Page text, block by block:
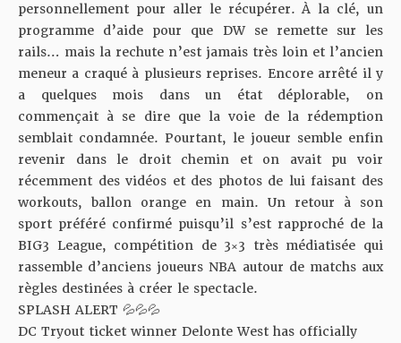
personnellement pour aller le récupérer. À la clé, un
programme d’aide pour que DW se remette sur les
rails… mais la rechute n’est jamais très loin et l’ancien
meneur a craqué à plusieurs reprises. Encore arrêté il y
a quelques mois dans un état déplorable, on
commençait à se dire que la voie de la rédemption
semblait condamnée. Pourtant, le joueur semble enfin
revenir dans le droit chemin et on avait pu voir
récemment des vidéos et des photos de lui faisant des
workouts, ballon orange en main. Un retour à son
sport préféré confirmé puisqu’il s’est rapproché de la
BIG3 League, compétition de 3×3 très médiatisée qui
rassemble d’anciens joueurs NBA autour de matchs aux
règles destinées à créer le spectacle.
SPLASH ALERT 💦💦💦
DC Tryout ticket winner Delonte West has officially